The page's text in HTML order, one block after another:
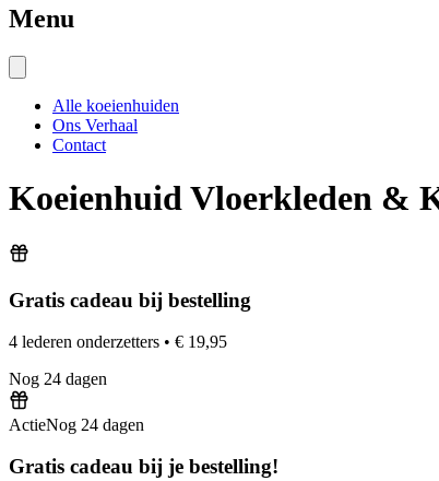
Menu
Alle koeienhuiden
Ons Verhaal
Contact
Koeienhuid Vloerkleden &
Gratis cadeau bij bestelling
4 lederen onderzetters • € 19,95
Nog 24 dagen
ActieNog 24 dagen
Gratis cadeau bij je bestelling!